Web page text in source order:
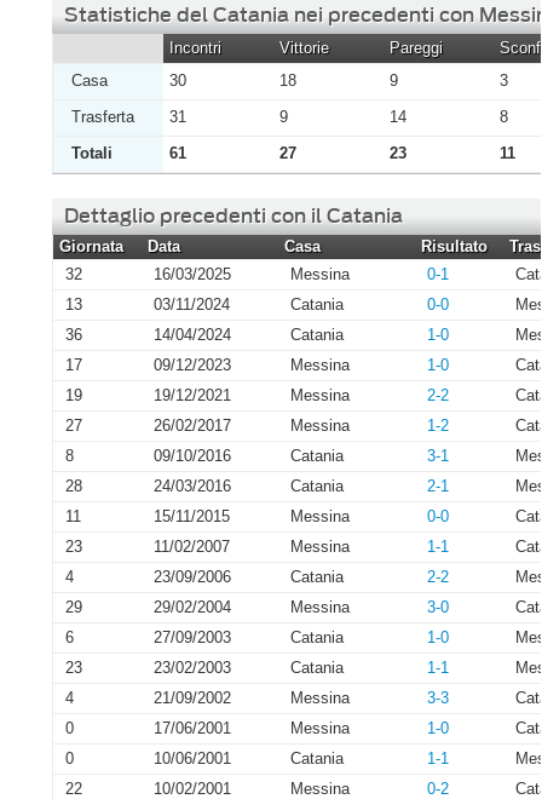
Statistiche del Catania nei precedenti con
Incontri Vittorie Pareggi
Casa
30 18 9
3
Trasferta
31 9 14
8
Totali
61 27 23 11
Dettaglio precedenti con il Catania
Giornata Data Casa Risultato
32
16/03/2025 Messina 0-1
13
03/11/2024 Catania 0-0
36
14/04/2024 Catania 1-0
17
09/12/2023 Messina 1-0
19
19/12/2021 Messina 2-2
27
26/02/2017 Messina 1-2
8
09/10/2016 Catania 3-1
28
24/03/2016 Catania 2-1
11
15/11/2015 Messina 0-0
23
11/02/2007 Messina 1-1
4
23/09/2006 Catania 2-2
29
29/02/2004 Messina 3-0
6
27/09/2003 Catania 1-0
23
23/02/2003 Catania 1-1
4
21/09/2002 Messina 3-3
0
17/06/2001 Messina 1-0
0
10/06/2001 Catania 1-1
22
10/02/2001 Messina 0-2